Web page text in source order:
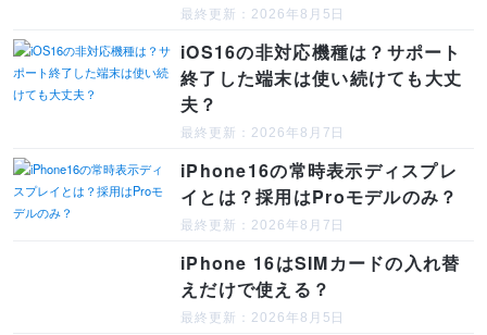
最終更新：2026年8月5日
iOS16の非対応機種は？サポート
終了した端末は使い続けても大丈
夫？
最終更新：2026年8月7日
iPhone16の常時表示ディスプレ
イとは？採用はProモデルのみ？
最終更新：2026年8月7日
iPhone 16はSIMカードの入れ替
えだけで使える？
最終更新：2026年8月5日